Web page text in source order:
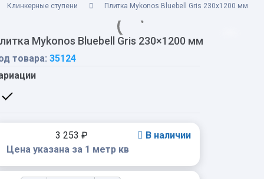
Клинкерные ступени
Плитка Mykonos Bluebell Gris 230x1200 мм
Mykonos Bluebell Gris 230×1200 мм
товара: 35124
3 253 ₽
В наличии
Цена указана за 1 метр кв